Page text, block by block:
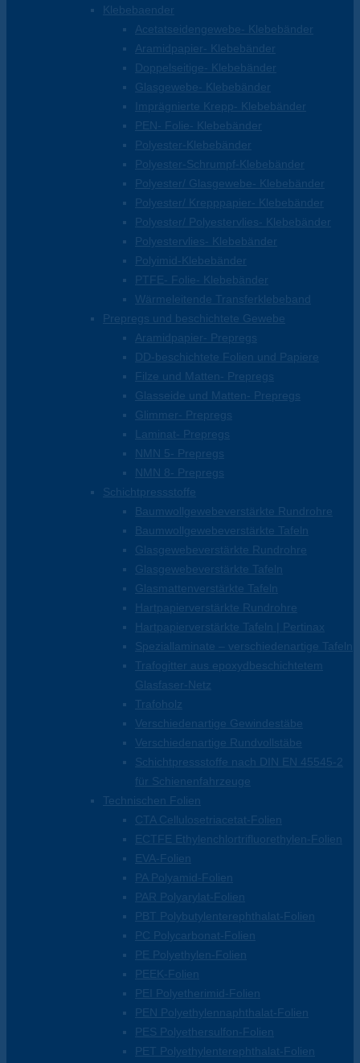
Klebebaender
Acetatseidengewebe- Klebebänder
Aramidpapier- Klebebänder
Doppelseitige- Klebebänder
Glasgewebe- Klebebänder
Imprägnierte Krepp- Klebebänder
PEN- Folie- Klebebänder
Polyester-Klebebänder
Polyester-Schrumpf-Klebebänder
Polyester/ Glasgewebe- Klebebänder
Polyester/ Krepppapier- Klebebänder
Polyester/ Polyestervlies- Klebebänder
Polyestervlies- Klebebänder
Polyimid-Klebebänder
PTFE- Folie- Klebebänder
Wärmeleitende Transferklebeband
Prepregs und beschichtete Gewebe
Aramidpapier- Prepregs
DD-beschichtete Folien und Papiere
Filze und Matten- Prepregs
Glasseide und Matten- Prepregs
Glimmer- Prepregs
Laminat- Prepregs
NMN 5- Prepregs
NMN 8- Prepregs
Schichtpressstoffe
Baumwollgewebeverstärkte Rundrohre
Baumwollgewebeverstärkte Tafeln
Glasgewebeverstärkte Rundrohre
Glasgewebeverstärkte Tafeln
Glasmattenverstärkte Tafeln
Hartpapierverstärkte Rundrohre
Hartpapierverstärkte Tafeln | Pertinax
Speziallaminate – verschiedenartige Tafeln
Trafogitter aus epoxydbeschichtetem
Glasfaser-Netz
Trafoholz
Verschiedenartige Gewindestäbe
Verschiedenartige Rundvollstäbe
Schichtpressstoffe nach DIN EN 45545-2
für Schienenfahrzeuge
Technischen Folien
CTA Cellulosetriacetat-Folien
ECTFE Ethylenchlortrifluorethylen-Folien
EVA-Folien
PA Polyamid-Folien
PAR Polyarylat-Folien
PBT Polybutylenterephthalat-Folien
PC Polycarbonat-Folien
PE Polyethylen-Folien
PEEK-Folien
PEI Polyetherimid-Folien
PEN Polyethylennaphthalat-Folien
PES Polyethersulfon-Folien
PET Polyethylenterephthalat-Folien